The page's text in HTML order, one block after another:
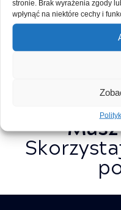
stronie. Brak wyrażenia zgody
wpłynąć na niektóre cechy i